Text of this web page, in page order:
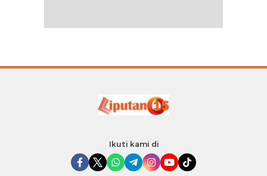
Ikuti kami di